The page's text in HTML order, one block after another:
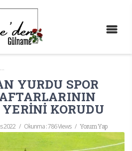
TARSUS İDMAN YURDU SPOR KULUBÜ
YURDU SPOR
KORUDU
2022 / Okunma : 786 Views / Yorum Yap